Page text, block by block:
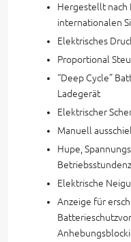
Hergestellt nach
internationalen
Elektrisches
Proportional
“Deep Cycle”
Ladegerät
Elektrischer
Manuell
Hupe,
Elektrische
Anzeige für